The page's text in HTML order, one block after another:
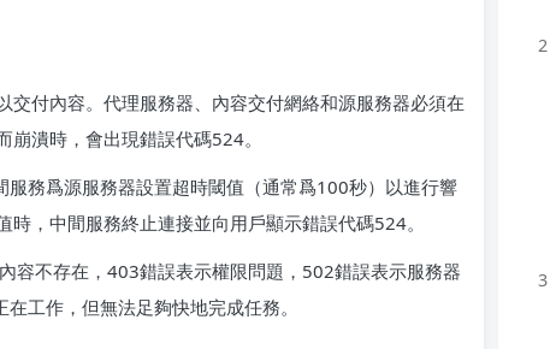
付內容。代理服務器、內容交付網絡和源服務器必須在
潰時，會出現錯誤代碼524。
務爲源服務器設置超時閾值（通常爲100秒）以進行響
，中間服務終止連接並向用戶顯示錯誤代碼524。
容不存在，403錯誤表示權限問題，502錯誤表示服務器
工作，但無法足夠快地完成任務。
2
3